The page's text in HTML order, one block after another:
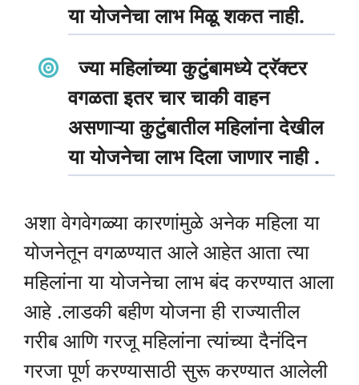
या योजनेचा लाभ मिळू शकत नाही.
ज्या महिलांच्या कुटुंबामध्ये ट्रॅक्टर
वगळता इतर चार चाकी वाहन
असणाऱ्या कुटुंबातील महिलांना देखील
या योजनेचा लाभ दिला जाणार नाही .
अशा वेगवेगळ्या कारणांमुळे अनेक महिला या
योजनेतून वगळण्यात आले आहेत आता त्या
महिलांना या योजनेचा लाभ बंद करण्यात आला
आहे .लाडकी बहीण योजना ही राज्यातील
गरीब आणि गरजू महिलांना त्यांच्या दैनंदिन
गरजा पूर्ण करण्यासाठी सुरू करण्यात आलेली